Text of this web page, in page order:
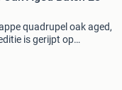
quadrupel oak aged,
is gerijpt op